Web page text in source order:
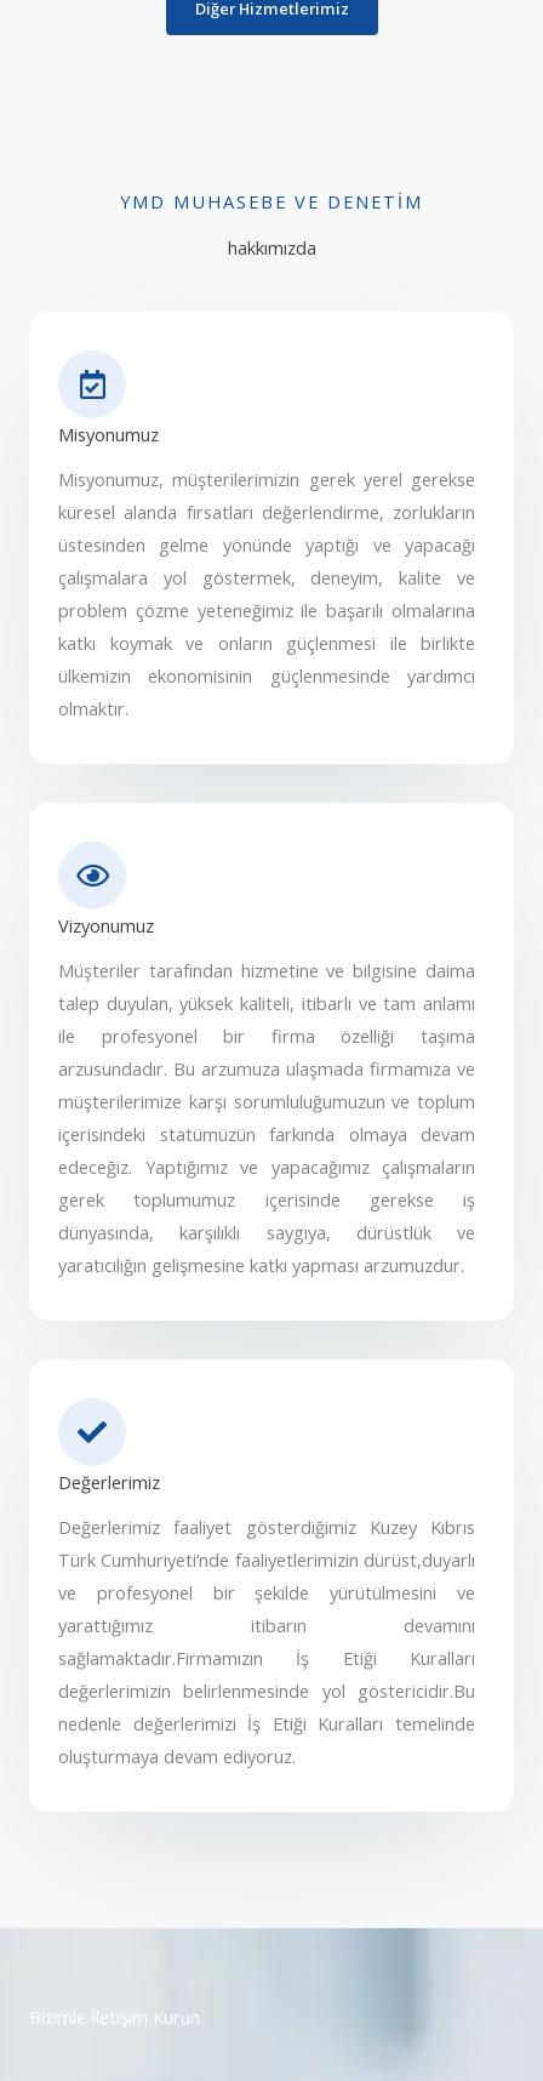
Diğer Hizmetlerimiz
YMD MUHASEBE VE DENETIM
hakkımızda
Misyonumuz
Misyonumuz, müşterilerimizin gerek yerel gerekse
küresel alanda fırsatları değerlendirme, zorlukların
üstesinden gelme yönünde yaptığı ve yapacağı
çalışmalara yol göstermek, deneyim, kalite ve
problem çözme yeteneğimiz ile başarılı olmalarına
katkı koymak ve onların güçlenmesi ile birlikte
ülkemizin ekonomisinin güçlenmesinde yardımcı
olmaktır.
Vizyonumuz
Müşteriler tarafından hizmetine ve bilgisine daima
talep duyulan, yüksek kaliteli, itibarlı ve tam anlamı
ile profesyonel bir firma özelliği taşıma
arzusundadır. Bu arzumuza ulaşmada firmamıza ve
müşterilerimize karşı sorumluluğumuzun ve toplum
içerisindeki statümüzün farkında olmaya devam
edeceğiz. Yaptığımız ve yapacağımız çalışmaların
gerek toplumumuz içerisinde gerekse iş
dünyasında, karşılıklı saygıya, dürüstlük ve
yaratıcılığın gelişmesine katkı yapması arzumuzdur.
Değerlerimiz
Değerlerimiz faaliyet gösterdiğimiz Kuzey Kıbrıs
Türk Cumhuriyeti’nde faaliyetlerimizin dürüst,duyarlı
ve profesyonel bir şekilde yürütülmesini ve
yarattığımız itibarın devamını
sağlamaktadır.Firmamızın İş Etiği Kuralları
değerlerimizin belirlenmesinde yol göstericidir.Bu
nedenle değerlerimizi İş Etiği Kuralları temelinde
oluşturmaya devam ediyoruz.
Bizimle İletişim Kurun